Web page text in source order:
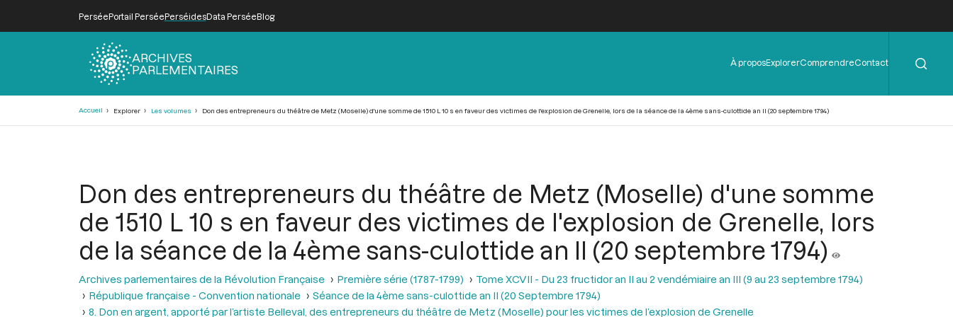
PerséePortail PerséePerséidesData PerséeBlog
ARCHIVES
PARLEMENTAIRES
Menu
de
À proposExplorerComprendreContact
Accueil Explorer Les volumes Don des entrepreneurs du théâtre de Metz (Moselle) d'une somme de 1510 L 10 s en faveur des victimes de l'explosion de Grenelle, lors de la séance de la 4ème sans-culottide an II (20 septembre 1794)
Don des entrepreneurs du théâtre de Metz (Moselle) d'une somme
de 1510 L 10 s en faveur des victimes de l'explosion de Grenelle, lors
de la séance de la 4ème sans-culottide an II (20 septembre 1794)
Archives parlementaires de la Révolution Française Première série (1787-1799)
Tome XCVII - Du 23 fructidor an II au 2 vendémiaire an III (9 au 23 septembre 1794)
République française - Convention nationale
Séance de la 4ème sans-culottide an II (20 Septembre 1794)
8. Don en argent, apporté par l’artiste Belleval, des entrepreneurs du théâtre de Metz (Moselle) pour les victimes de l’explosion de Grenelle